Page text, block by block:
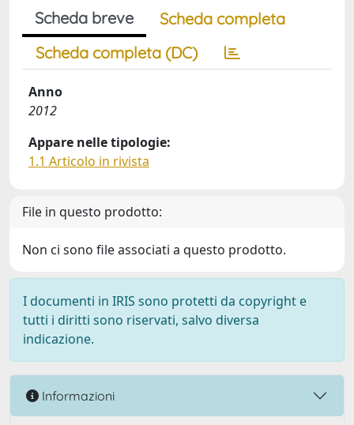
Scheda breve
Scheda completa
Scheda completa (DC)
Anno
2012
Appare nelle tipologie:
1.1 Articolo in rivista
File in questo prodotto:
Non ci sono file associati a questo prodotto.
I documenti in IRIS sono protetti da copyright e
tutti i diritti sono riservati, salvo diversa
indicazione.
Informazioni